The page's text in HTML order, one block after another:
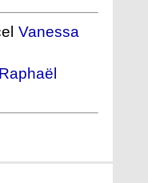
Vanessa
Raphaël